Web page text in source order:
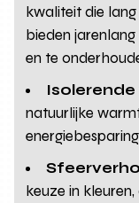
kwaliteit die
bieden
en te
natuurlijke
keuze in